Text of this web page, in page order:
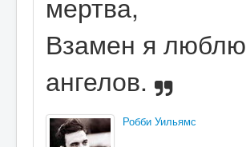
Взамен я люблю
ангелов.
Робби Уильямс